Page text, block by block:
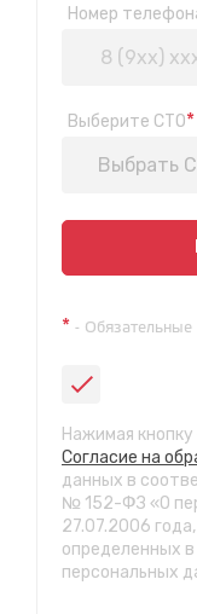
Номер
Выберите СТО*
Выбрать
ул.
СТО
ул.Байкальская,
с 7.00 до
СТО
ул. Рабочего
с 7.00 до 21.30,
* - Обязательные
Нажимая
Согласие на
данных в
№ 152-ФЗ «О
27.07.2006
определенных
персональных